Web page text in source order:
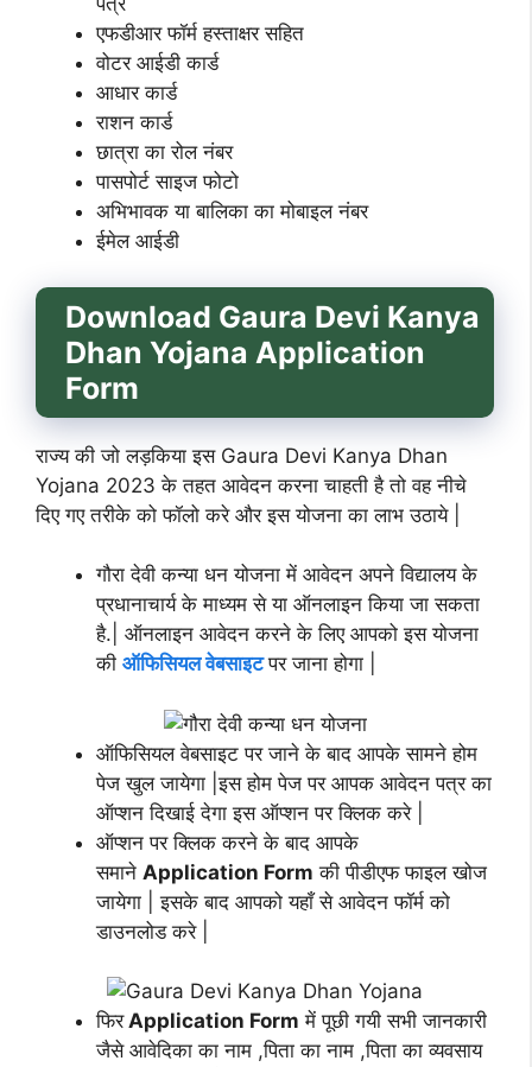
एफडीआर फॉर्म हस्ताक्षर सहित
वोटर आईडी कार्ड
आधार कार्ड
राशन कार्ड
छात्रा का रोल नंबर
पासपोर्ट साइज फोटो
अभिभावक या बालिका का मोबाइल नंबर
ईमेल आईडी
Download Gaura Devi Kanya
Dhan Yojana Application
Form
राज्य की जो लड़किया इस Gaura Devi Kanya Dhan
Yojana 2023 के तहत आवेदन करना चाहती है तो वह नीचे
दिए गए तरीके को फॉलो करे और इस योजना का लाभ उठाये |
गौरा देवी कन्या धन योजना में आवेदन अपने विद्यालय के
प्रधानाचार्य के माध्यम से या ऑनलाइन किया जा सकता
है.| ऑनलाइन आवेदन करने के लिए आपको इस योजना
की ऑफिसियल वेबसाइट पर जाना होगा |
ऑफिसियल वेबसाइट पर जाने के बाद आपके सामने होम
पेज खुल जायेगा |इस होम पेज पर आपक आवेदन पत्र का
ऑप्शन दिखाई देगा इस ऑप्शन पर क्लिक करे |
ऑप्शन पर क्लिक करने के बाद आपके
समाने Application Form की पीडीएफ फाइल खोज
जायेगा | इसके बाद आपको यहाँ से आवेदन फॉर्म को
डाउनलोड करे |
फिरApplication Form में पूछी गयी सभी जानकारी
जैसे आवेदिका का नाम ,पिता का नाम ,पिता का व्यवसाय